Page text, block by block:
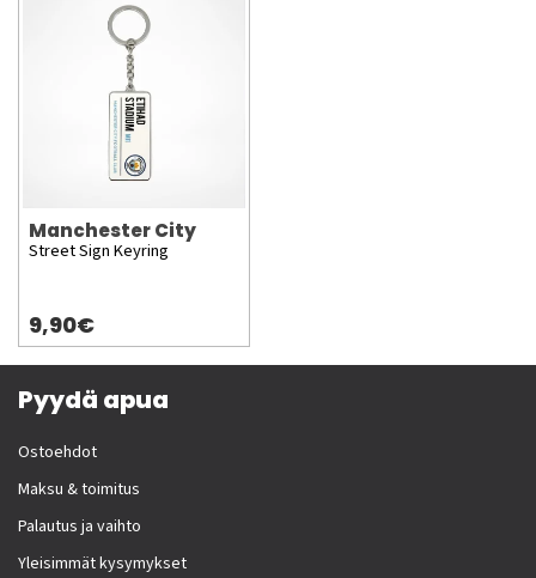
Manchester City
Street Sign Keyring
9,90€
Pyydä apua
Ostoehdot
Maksu & toimitus
Palautus ja vaihto
Yleisimmät kysymykset